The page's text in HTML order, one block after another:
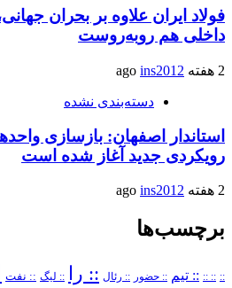
فولاد ایران علاوه بر بحران
داخلی هم روبه‌روست
2 هفته ago ins2012
دسته‌بندی نشده
استاندار اصفهان: بازسازی
رویکردی جدید آغاز شده است
2 هفته ago ins2012
برچسب‌ها
::
:: :: :: تیم :: حضور :: رئال :: را :: لیگ :: نفت